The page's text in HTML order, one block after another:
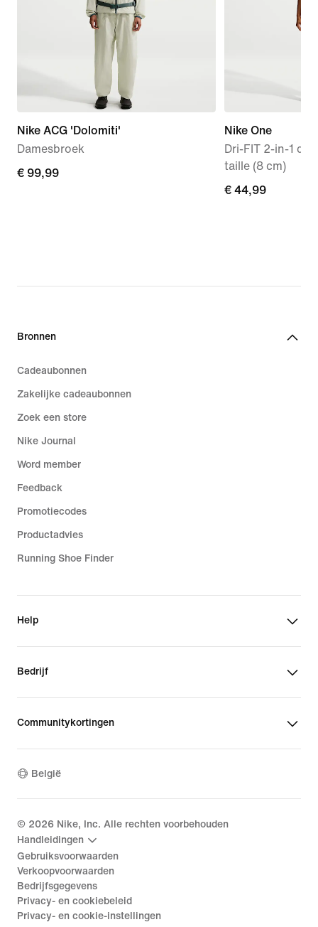
Nike ACG 'Dolomiti'
Damesbroek
€ 99,99
€ 99,99
Nike One
Dri-FIT 2-in-1
taille (8 cm)
€ 44,99
€ 44,99
Bronnen
Cadeaubonnen
Zakelijke cadeaubonnen
Zoek een store
Nike Journal
Word member
Feedback
Promotiecodes
Productadvies
Running Shoe Finder
Help
Bedrijf
Communitykortingen
België
© 2026 Nike, Inc. Alle rechten voorbehouden
Handleidingen
Gebruiksvoorwaarden
Verkoopvoorwaarden
Bedrijfsgegevens
Privacy- en cookiebeleid
Privacy- en cookie-instellingen